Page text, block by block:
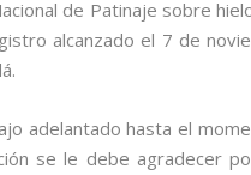
de Patinaje sobre
alcanzado el 7 de
adelantado hasta el
se le debe agradecer